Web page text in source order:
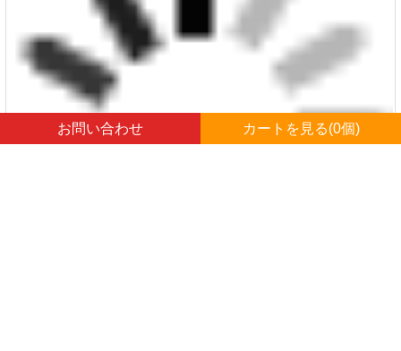
お問い合わせ カートを見る(0個)